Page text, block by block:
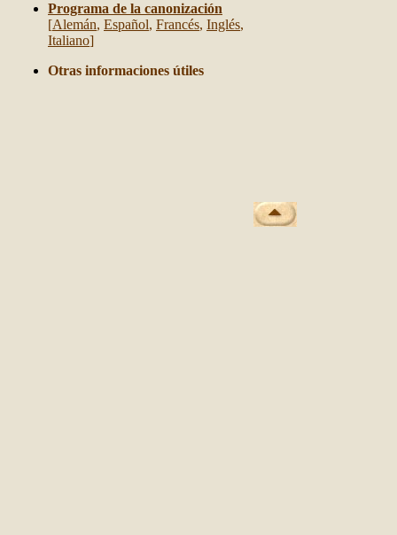
Programa de la canonización
[Alemán, Español, Francés, Inglés,
Italiano]
Otras informaciones útiles